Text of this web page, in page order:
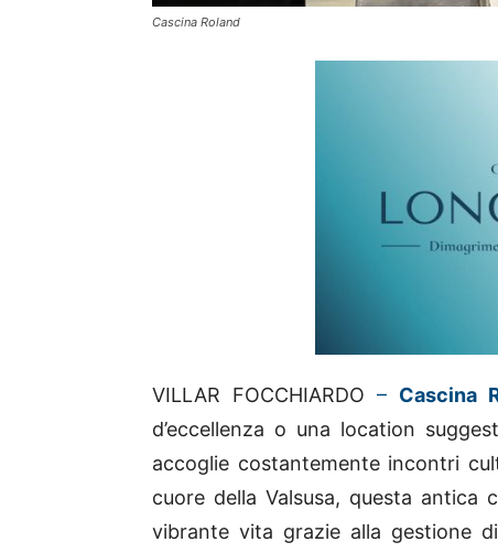
Cascina Roland
VILLAR FOCCHIARDO– Cascina
d’eccellenza o una location
accoglie costantemente incontri
cuore della Valsusa, questa
vibrante vita grazie alla gestione di